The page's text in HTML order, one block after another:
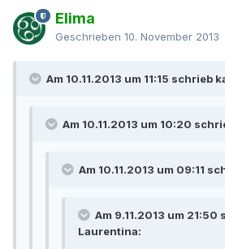
Elima
Geschrieben 10. November 2013
Am 10.11.2013 um 11:15 schrieb
Am 10.11.2013 um 10:20
Am 10.11.2013 um 09:11
Am 9.11.2013 um 21:50
Laurentina: